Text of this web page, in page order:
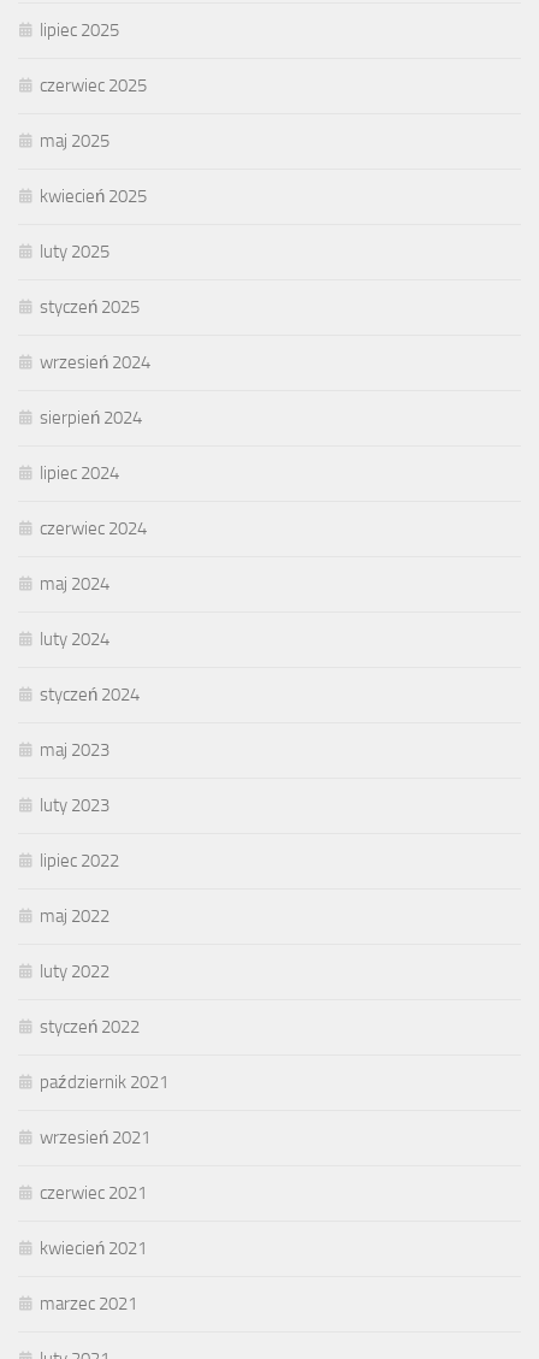
lipiec 2025
czerwiec 2025
maj 2025
kwiecień 2025
luty 2025
styczeń 2025
wrzesień 2024
sierpień 2024
lipiec 2024
czerwiec 2024
maj 2024
luty 2024
styczeń 2024
maj 2023
luty 2023
lipiec 2022
maj 2022
luty 2022
styczeń 2022
październik 2021
wrzesień 2021
czerwiec 2021
kwiecień 2021
marzec 2021